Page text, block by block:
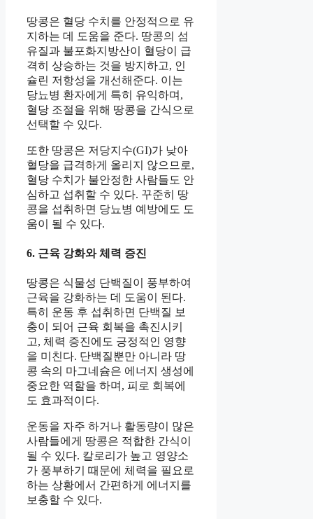
땅콩은 혈당 수치를 안정적으로 유
지하는 데 도움을 준다. 땅콩의 섬
유질과 불포화지방산이 혈당이 급
격히 상승하는 것을 방지하고, 인
슐린 저항성을 개선해준다. 이는
당뇨병 환자에게 특히 유익하며,
혈당 조절을 위해 땅콩을 간식으로
선택할 수 있다.
또한 땅콩은 저당지수(GI)가 낮아
혈당을 급격하게 올리지 않으므로,
혈당 수치가 불안정한 사람들도 안
심하고 섭취할 수 있다. 꾸준히 땅
콩을 섭취하면 당뇨병 예방에도 도
움이 될 수 있다.
6. 근육 강화와 체력 증진
땅콩은 식물성 단백질이 풍부하여
근육을 강화하는 데 도움이 된다.
특히 운동 후 섭취하면 단백질 보
충이 되어 근육 회복을 촉진시키
고, 체력 증진에도 긍정적인 영향
을 미친다. 단백질뿐만 아니라 땅
콩 속의 마그네슘은 에너지 생성에
중요한 역할을 하며, 피로 회복에
도 효과적이다.
운동을 자주 하거나 활동량이 많은
사람들에게 땅콩은 적합한 간식이
될 수 있다. 칼로리가 높고 영양소
가 풍부하기 때문에 체력을 필요로
하는 상황에서 간편하게 에너지를
보충할 수 있다.